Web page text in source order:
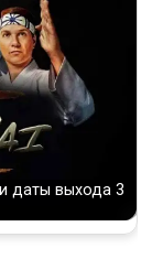
даты выхода 3